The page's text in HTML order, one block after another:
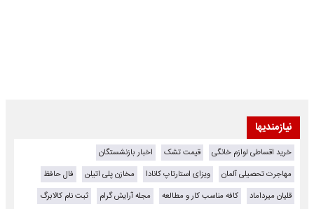
نیازمندیها
خرید اقساطی لوازم خانگی قیمت تشک
اخبار بازنشستگان
مهاجرت تحصیلی آلمان
ویزای استارتاپ کانادا مخازن پلی اتیلن
فال حافظ
قلیان میرداماد
کافه مناسب کار و مطالعه مجله آرایش گرام
ثبت نام کالابرگ